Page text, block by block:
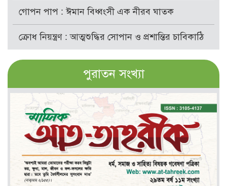
গোপন পাপ : ঈমান বিধ্বংসী এক নীরব ঘাতক
ক্রোধ নিয়ন্ত্রণ : আত্মশুদ্ধির সোপান ও প্রশান্তির চাবিকাঠি
পুরাতন সংখ্যা